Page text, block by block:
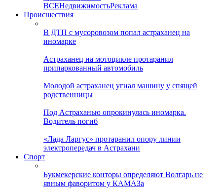
ВСЕНедвижимостьРеклама
Происшествия
В ДТП с мусоровозом попал астраханец на
иномарке
Астраханец на мотоцикле протаранил
припаркованный автомобиль
Молодой астраханец угнал машину у спящей
родственницы
Под Астраханью опрокинулась иномарка.
Водитель погиб
«Лада Ларгус» протаранил опору линии
электропередач в Астрахани
Спорт
Букмекерские конторы определяют Волгарь не
явным фаворитом у КАМАЗа